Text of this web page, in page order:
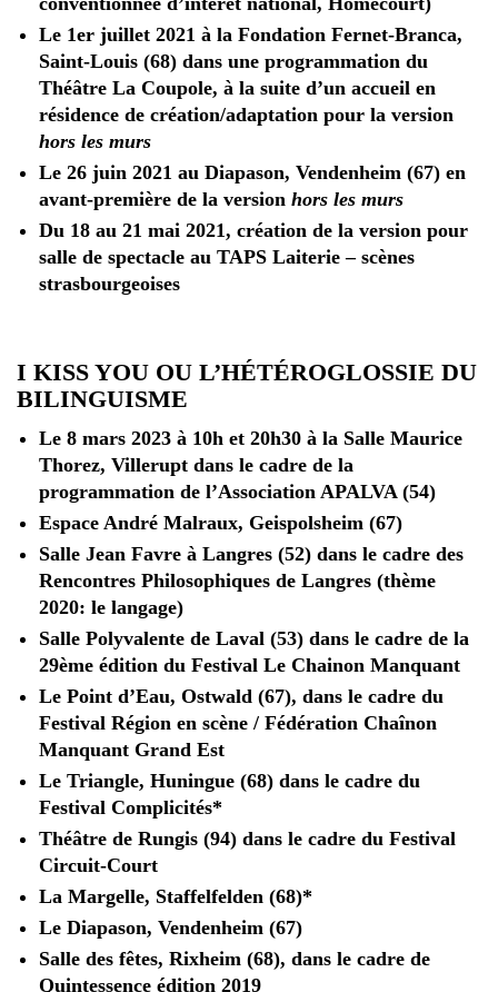
Le 1er juillet 2021 à la Fondation Fernet-Branca,
Saint-Louis (68) dans une programmation du
Théâtre La Coupole, à la suite d’un accueil en
résidence de création/adaptation pour la version
hors les murs
Le 26 juin 2021 au Diapason, Vendenheim (67) en
avant-première de la version hors les murs
Du 18 au 21 mai 2021, création de la version pour
salle de spectacle au TAPS Laiterie – scènes
strasbourgeoises
I KISS YOU OU L’HÉTÉROGLOSSIE DU
BILINGUISME
Le 8 mars 2023 à 10h et 20h30 à la Salle Maurice
Thorez, Villerupt dans le cadre de la
programmation de l’Association APALVA (54)
Espace André Malraux, Geispolsheim (67)
Salle Jean Favre à Langres (52) dans le cadre des
Rencontres Philosophiques de Langres (thème
2020: le langage)
Salle Polyvalente de Laval (53) dans le cadre de la
29ème édition du Festival Le Chainon Manquant
Le Point d’Eau, Ostwald (67), dans le cadre du
Festival Région en scène / Fédération Chaînon
Manquant Grand Est
Le Triangle, Huningue (68) dans le cadre du
Festival Complicités*
Théâtre de Rungis (94) dans le cadre du Festival
Circuit-Court
La Margelle, Staffelfelden (68)*
Le Diapason, Vendenheim (67)
Salle des fêtes, Rixheim (68), dans le cadre de
Quintessence édition 2019